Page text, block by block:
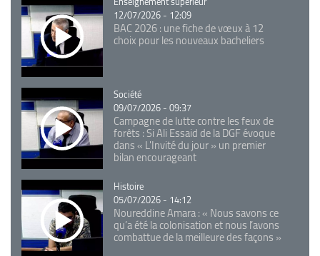
12/07/2026 - 12:09
BAC 2026 : une fiche de vœux à 12
choix pour les nouveaux bacheliers
Catégorie
Société
09/07/2026 - 09:37
Campagne de lutte contre les feux de
forêts : Si Ali Essaid de la DGF évoque
dans « L'Invité du jour » un premier
bilan encourageant
Catégorie
Histoire
05/07/2026 - 14:12
Noureddine Amara : « Nous savons ce
qu’a été la colonisation et nous l’avons
combattue de la meilleure des façons »